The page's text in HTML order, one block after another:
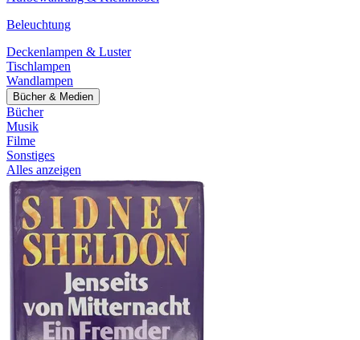
Beleuchtung
Deckenlampen & Luster
Tischlampen
Wandlampen
Bücher & Medien
Bücher
Musik
Filme
Sonstiges
Alles anzeigen